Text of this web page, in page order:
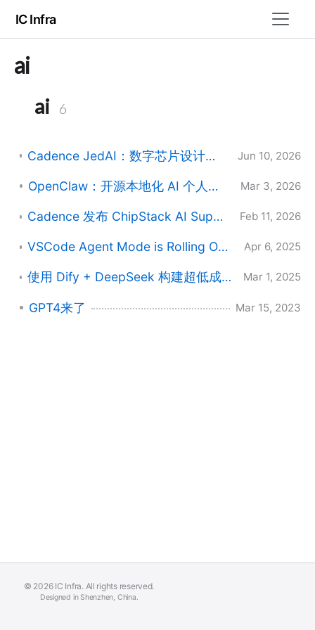
IC Infra
ai
ai 6
Cadence JedAI：数字芯片设计全流程 AI 平台调研 Jun 10, 2026
OpenClaw：开源本地化 AI 个人助理的架构与实践 Mar 3, 2026
Cadence 发布 ChipStack AI Super Agent：开创芯片设计与验证新纪元 Feb 11, 2026
VSCode Agent Mode is Rolling Out to All VS Code Users Apr 6, 2025
使用 Dify + DeepSeek 构建超低成本 AI 知识库：200GB 文档处理方案 Mar 1, 2025
GPT4来了 Mar 15, 2023
© 2026 IC Infra. All rights reserved.
Designed in Shenzhen, China.